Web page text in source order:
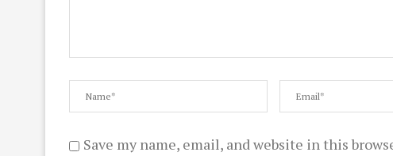
Save my name, email, and website in this